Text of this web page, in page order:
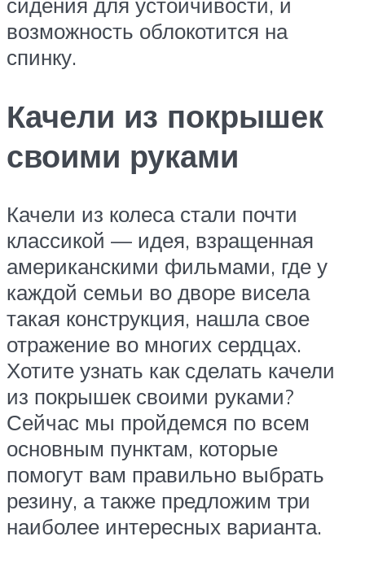
возможность облокотится на
спинку.
Качели из покрышек
своими руками
Качели из колеса стали почти
классикой — идея, взращенная
американскими фильмами, где у
каждой семьи во дворе висела
такая конструкция, нашла свое
отражение во многих сердцах.
Хотите узнать как сделать качели
из покрышек своими руками?
Сейчас мы пройдемся по всем
основным пунктам, которые
помогут вам правильно выбрать
резину, а также предложим три
наиболее интересных варианта.